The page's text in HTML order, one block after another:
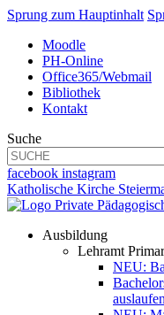
Sprung zum Hauptinhalt
Moodle
PH-Online
Office365/Webmail
Bibliothek
Kontakt
Suche
facebook instagram
Katholische Kirche
Ausbildung
Lehramt
NEU: